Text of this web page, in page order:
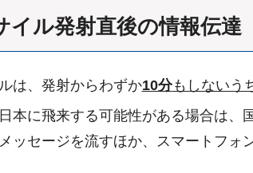
イル発射直後の情報伝達
は、発射からわずか10分もしないう
本に飛来する可能性がある場合は、
ッセージを流すほか、スマートフォ